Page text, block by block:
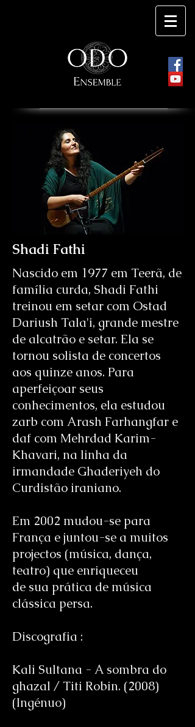
Shadi Fathi
Nascido em 1977 em Teerã, de
família curda, Shadi Fathi
treinou em setar com Ostad
Dariush Tala'i, grande mestre
de alcatrão e setar. Ela se
tornou solista de concertos
aos quinze anos. Para
aperfeiçoar seus
conhecimentos, ela estudou
zarb com Arash Farhangfar e
daf com Mehrdad Karim-
Khavari, na linha da
irmandade Ghaderiyeh do
Curdistão iraniano.
Em 2002 mudou-se para
França e juntou-se a muitos
projectos (música, dança,
teatro) que enriqueceu
de sua prática de música
clássica persa.
Discografia :
Kali Sultana - A sombra do
ghazal / Titi Robin. (2008)
(Ingénuo)